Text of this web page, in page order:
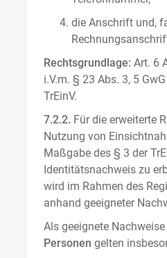
die Anschrift und,
Rechtsgrundlage: Art. 6
i.V.m. § 23 Abs. 3, 5
TrEinV.
7.2.2. Für die erweiterte
Nutzung von
Maßgabe des § 3 der
Identitätsnachweis zu
wird im Rahmen des
anhand geeigneter
Als geeignete
Personen gelten